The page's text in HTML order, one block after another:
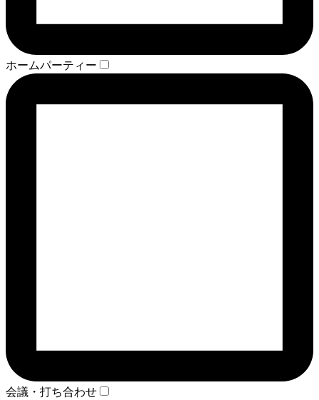
ホームパーティー
会議・打ち合わせ